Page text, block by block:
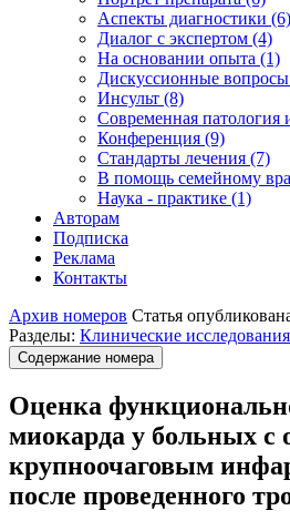
Аспекты диагностики (6)
Диалог с экспертом (4)
На основании опыта (1)
Дискуссионные
Инсульт (8)
Современная патология
Конференция (9)
Стандарты лечения (7)
В помощь семейному
Наука - практике (1)
Авторам
Подписка
Реклама
Контакты
Архив номеров Статья
Разделы: Клинические исследования
Содержание номера
Оценка
миокарда у больных с
крупноочаговым
после проведенного